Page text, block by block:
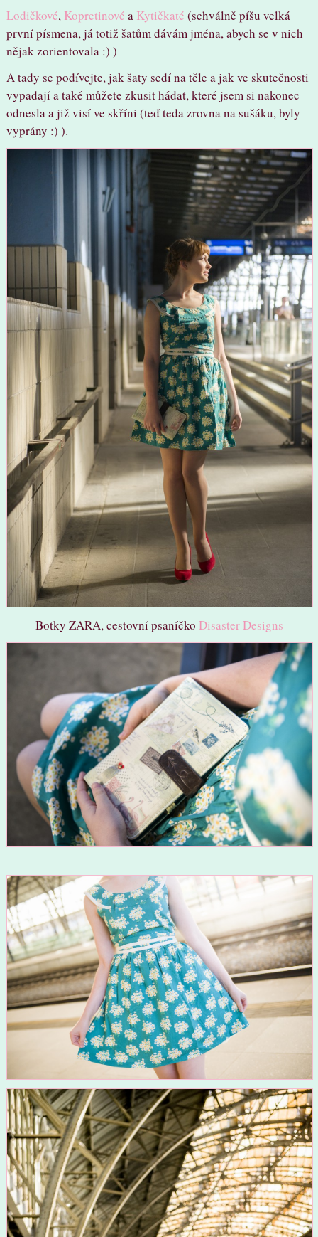
Lodičkové, Kopretinové a Kytičkaté (schválně píšu velká
první písmena, já totiž šatům dávám jména, abych se v nich
nějak zorientovala :) )
A tady se podívejte, jak šaty sedí na těle a jak ve skutečnosti
vypadají a také můžete zkusit hádat, které jsem si nakonec
odnesla a již visí ve skříni (teď teda zrovna na sušáku, byly
vyprány :) ).
Botky ZARA, cestovní psaníčko Disaster Designs